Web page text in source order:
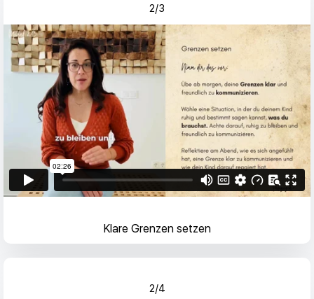
2/3
Klare Grenzen setzen
2/4